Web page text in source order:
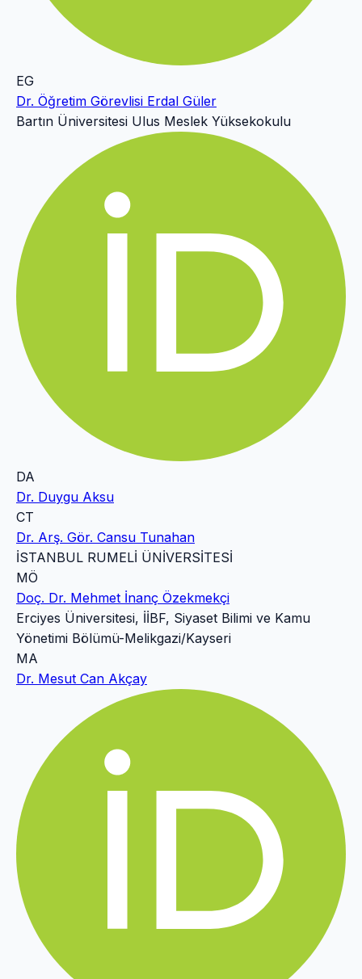
EG
Dr. Öğretim Görevlisi Erdal Güler
Bartın Üniversitesi Ulus Meslek Yüksekokulu
DA
Dr. Duygu Aksu
CT
Dr. Arş. Gör. Cansu Tunahan
İSTANBUL RUMELİ ÜNİVERSİTESİ
MÖ
Doç. Dr. Mehmet İnanç Özekmekçi
Erciyes Üniversitesi, İİBF, Siyaset Bilimi ve Kamu
Yönetimi Bölümü-Melikgazi/Kayseri
MA
Dr. Mesut Can Akçay